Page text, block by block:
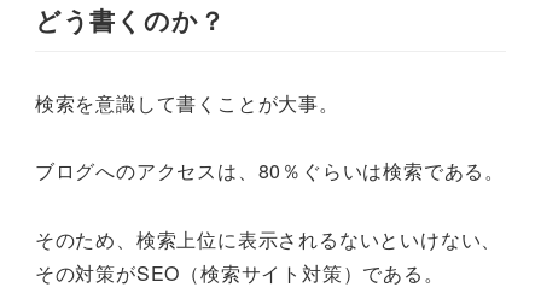
どう書くのか？
検索を意識して書くことが大事。
ブログへのアクセスは、80％ぐらいは検索である。
そのため、検索上位に表示されるないといけない、
その対策がSEO（検索サイト対策）である。